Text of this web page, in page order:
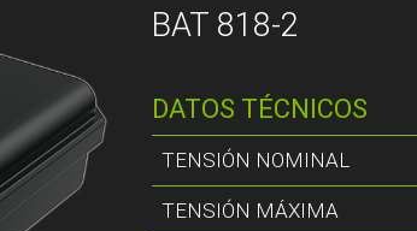
BAT 818-2
DATOS TÉCNICOS
TENSIÓN NOMINAL
TENSIÓN MÁXIMA